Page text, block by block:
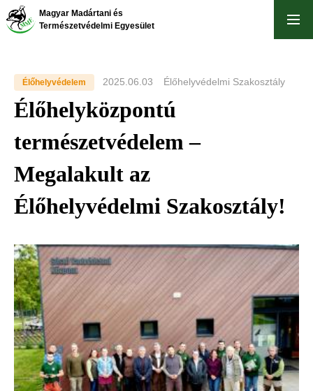
Ugrás
Magyar Madártani és
Természetvédelmi Egyesület
Élőhelyvédelem 2025.06.03 Élőhelyvédelmi Szakosztály
Élőhelyközpontú
természetvédelem –
Megalakult az
Élőhelyvédelmi Szakosztály!